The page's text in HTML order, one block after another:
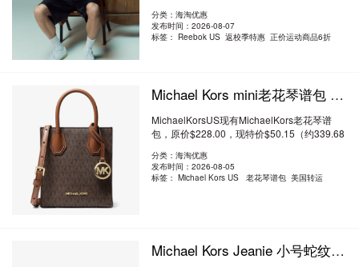
分类：海淘优惠
发布时间：2026-08-07
标签： Reebok US 返校季特惠 正价运动商品6折
Michael Kors mini老花琴谱包 2.2折 $50.15（约339.68元）
MichaelKorsUS现有MichaelKors老花琴谱
包，原价$228.00，现特价$50.15（约339.68
分类：海淘优惠
发布时间：2026-08-05
标签：Michael Kors US 老花琴谱包 美国转运
Michael Kors Jeanie 小号蛇纹压花盒子包 2折 $84.99（约575.66元）